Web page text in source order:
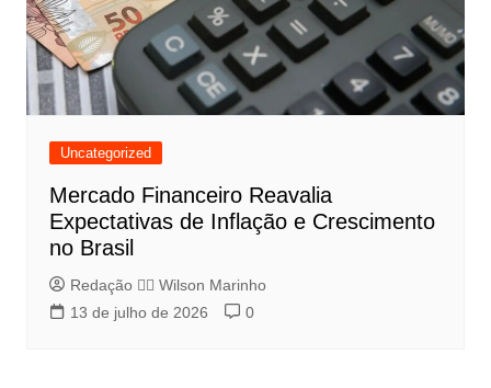
Uncategorized
Mercado Financeiro Reavalia
Expectativas de Inflação e Crescimento
no Brasil
Redação 👨‍⚖️​ Wilson Marinho
13 de julho de 2026
0